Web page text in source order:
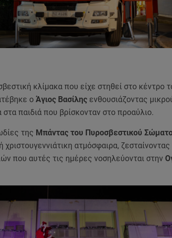
κλίμακα που είχε στηθεί στο κέντρο
οΆγιος Βασίληςενθουσιάζοντας
παιδιά που βρίσκονταν στο προαύλιο.
της Μπάντας του Πυροσβεστικού
ατμόσφαιρα, ζεσταίνοντας
που αυτές τις ημέρες νοσηλεύονται στην